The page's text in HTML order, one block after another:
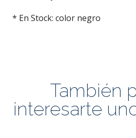
* En Stock: color negro
También
interesarte